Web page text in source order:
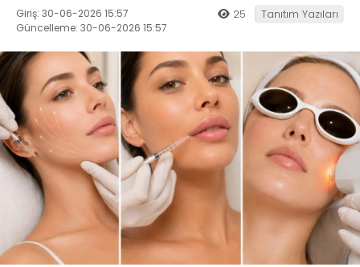
Giriş: 30-06-2026 15:57
Güncelleme: 30-06-2026 15:57
25 Tanıtım Yazıları